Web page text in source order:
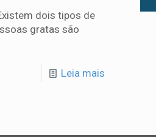
dois tipos de
gratas são
Leia mais